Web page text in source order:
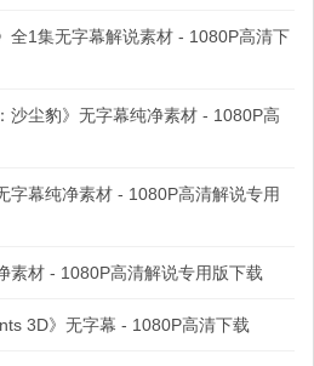
全1集无字幕解说素材 - 1080P高清下
沙尘豹》无字幕纯净素材 - 1080P高
字幕纯净素材 - 1080P高清解说专用
素材 - 1080P高清解说专用版下载
3D》无字幕 - 1080P高清下载